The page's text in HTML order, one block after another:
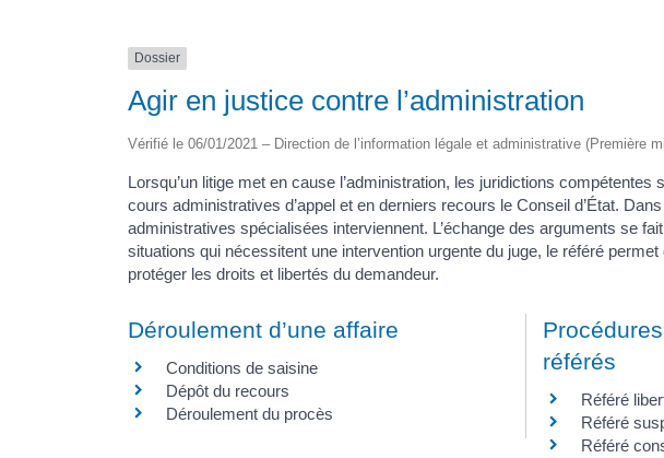
Dossier
Agir en justice contre l’administration
Vérifié le 06/01/2021 – Direction de l’information légale et administrative (Première
Lorsqu’un litige met en cause l’administration, les juridictions
cours administratives d’appel et en derniers recours le Conseil d’État.
administratives spécialisées interviennent. L’échange des arguments se
situations qui nécessitent une intervention urgente du juge, le référé permet
protéger les droits et libertés du demandeur.
Déroulement d’une affaire
Conditions de saisine
Dépôt du recours
Déroulement du procès
référés
Référé
Référé
Référé